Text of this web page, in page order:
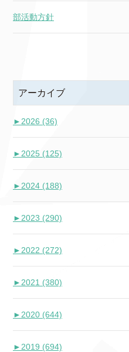
部活動方針
アーカイブ
► 2026 (36)
► 2025 (125)
► 2024 (188)
► 2023 (290)
► 2022 (272)
► 2021 (380)
► 2020 (644)
► 2019 (694)